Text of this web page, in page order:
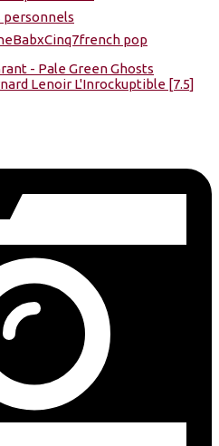
BabxCinq7french pop
- Pale Green Ghosts
Lenoir L'Inrockuptible [7.5]